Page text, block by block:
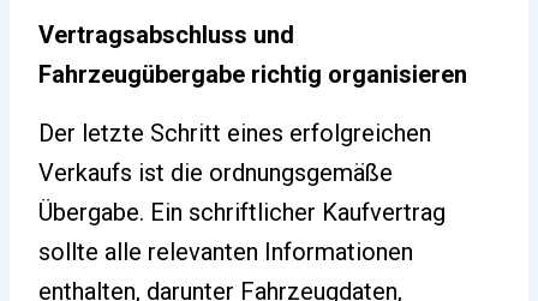
Vertragsabschluss und
Fahrzeugübergabe richtig organisieren
Der letzte Schritt eines erfolgreichen
Verkaufs ist die ordnungsgemäße
Übergabe. Ein schriftlicher Kaufvertrag
sollte alle relevanten Informationen
enthalten, darunter Fahrzeugdaten,